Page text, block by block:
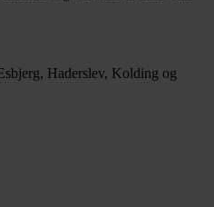
Haderslev, Kolding og